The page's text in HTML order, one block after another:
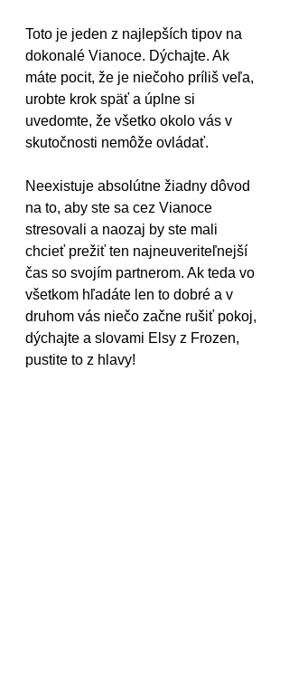
Toto je jeden z najlepších tipov na
dokonalé Vianoce. Dýchajte. Ak
máte pocit, že je niečoho príliš veľa,
urobte krok späť a úplne si
uvedomte, že všetko okolo vás v
skutočnosti nemôže ovládať.
Neexistuje absolútne žiadny dôvod
na to, aby ste sa cez Vianoce
stresovali a naozaj by ste mali
chcieť prežiť ten najneuveriteľnejší
čas so svojím partnerom. Ak teda vo
všetkom hľadáte len to dobré a v
druhom vás niečo začne rušiť pokoj,
dýchajte a slovami Elsy z Frozen,
pustite to z hlavy!